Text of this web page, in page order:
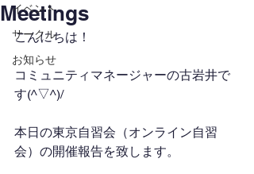
イベント
サークル
お知らせ
Meetings
こんにちは！
コミュニティマネージャーの古岩井で
す(^▽^)/
本日の東京自習会（オンライン自習
会）の開催報告を致します。